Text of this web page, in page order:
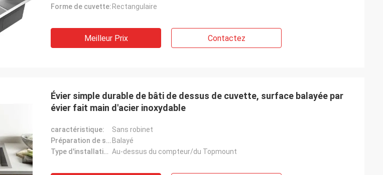
Forme de cuvette: Rectangulaire
Meilleur Prix Contactez
Évier simple durable de bâti de dessus de cuvette, surface balayée par
évier fait main d'acier inoxydable
caractéristique:
Sans robinet
Préparation de surface: Balayé
Type d'installation: Au-dessus du compteur/du Topmount